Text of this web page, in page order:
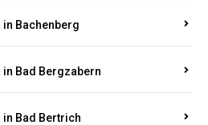
in Bachenberg
in Bad Bergzabern
in Bad Bertrich